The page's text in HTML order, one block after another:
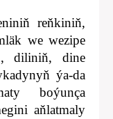
reňkiniň,
we wezipe
diliniň, dine
ýa-da
boýunça
aňlatmaly